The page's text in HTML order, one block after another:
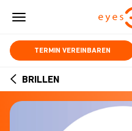
Skip
content
TERMIN VEREINBAREN
ARROW
BACK
BRILLEN